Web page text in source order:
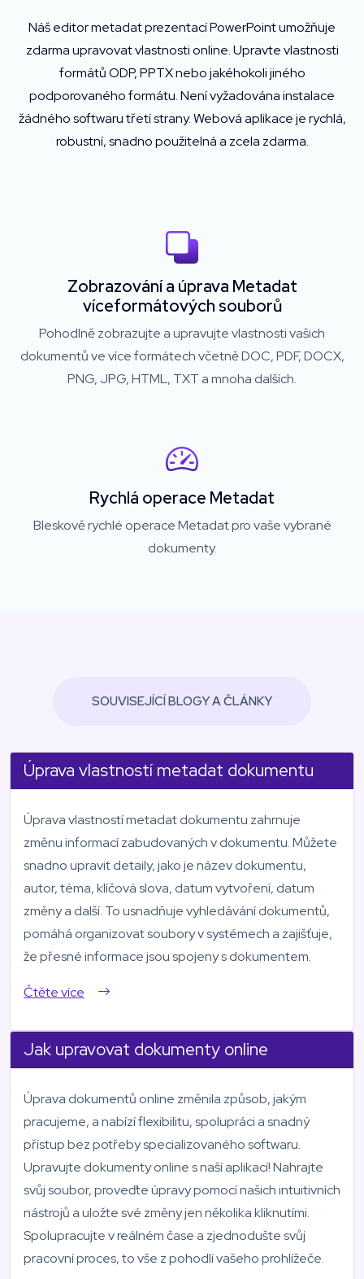
Náš editor metadat prezentací PowerPoint umožňuje
zdarma upravovat vlastnosti online. Upravte vlastnosti
formátů ODP, PPTX nebo jakéhokoli jiného
podporovaného formátu. Není vyžadována instalace
žádného softwaru třetí strany. Webová aplikace je rychlá,
robustní, snadno použitelná a zcela zdarma.
Zobrazování a úprava Metadat
víceformátových souborů
Pohodlně zobrazujte a upravujte vlastnosti vašich
dokumentů ve více formátech včetně DOC, PDF, DOCX,
PNG, JPG, HTML, TXT a mnoha dalších.
Rychlá operace Metadat
Bleskově rychlé operace Metadat pro vaše vybrané
dokumenty.
SOUVISEJÍCÍ BLOGY A ČLÁNKY
Úprava vlastností metadat dokumentu
Úprava vlastností metadat dokumentu zahrnuje
změnu informací zabudovaných v dokumentu. Můžete
snadno upravit detaily, jako je název dokumentu,
autor, téma, klíčová slova, datum vytvoření, datum
změny a další. To usnadňuje vyhledávání dokumentů,
pomáhá organizovat soubory v systémech a zajišťuje,
že přesné informace jsou spojeny s dokumentem.
Čtěte více
Jak upravovat dokumenty online
Úprava dokumentů online změnila způsob, jakým
pracujeme, a nabízí flexibilitu, spolupráci a snadný
přístup bez potřeby specializovaného softwaru.
Upravujte dokumenty online s naší aplikací! Nahrajte
svůj soubor, proveďte úpravy pomocí našich intuitivních
nástrojů a uložte své změny jen několika kliknutími.
Spolupracujte v reálném čase a zjednodušte svůj
pracovní proces, to vše z pohodlí vašeho prohlížeče.